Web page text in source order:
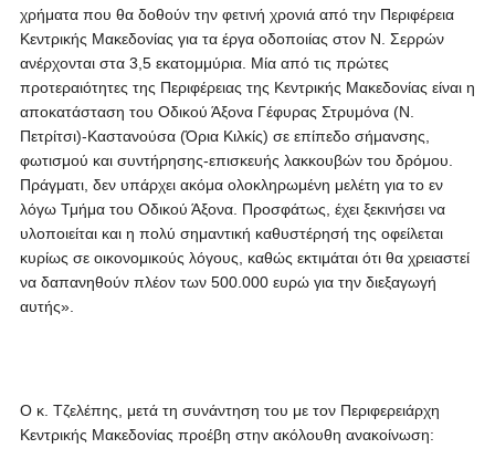
χρήματα που θα δοθούν την φετινή χρονιά από την Περιφέρεια
Κεντρικής Μακεδονίας για τα έργα οδοποιίας στον Ν. Σερρών
ανέρχονται στα 3,5 εκατομμύρια. Μία από τις πρώτες
προτεραιότητες της Περιφέρειας της Κεντρικής Μακεδονίας είναι η
αποκατάσταση του Οδικού Άξονα Γέφυρας Στρυμόνα (Ν.
Πετρίτσι)-Καστανούσα (Όρια Κιλκίς) σε επίπεδο σήμανσης,
φωτισμού και συντήρησης-επισκευής λακκουβών του δρόμου.
Πράγματι, δεν υπάρχει ακόμα ολοκληρωμένη μελέτη για το εν
λόγω Τμήμα του Οδικού Άξονα. Προσφάτως, έχει ξεκινήσει να
υλοποιείται και η πολύ σημαντική καθυστέρησή της οφείλεται
κυρίως σε οικονομικούς λόγους, καθώς εκτιμάται ότι θα χρειαστεί
να δαπανηθούν πλέον των 500.000 ευρώ για την διεξαγωγή
αυτής».
Ο κ. Τζελέπης, μετά τη συνάντηση του με τον Περιφερειάρχη
Κεντρικής Μακεδονίας προέβη στην ακόλουθη ανακοίνωση: